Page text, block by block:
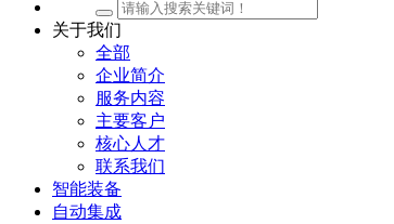
关于我们
全部
企业简介
服务内容
主要客户
核心人才
联系我们
智能装备
自动集成